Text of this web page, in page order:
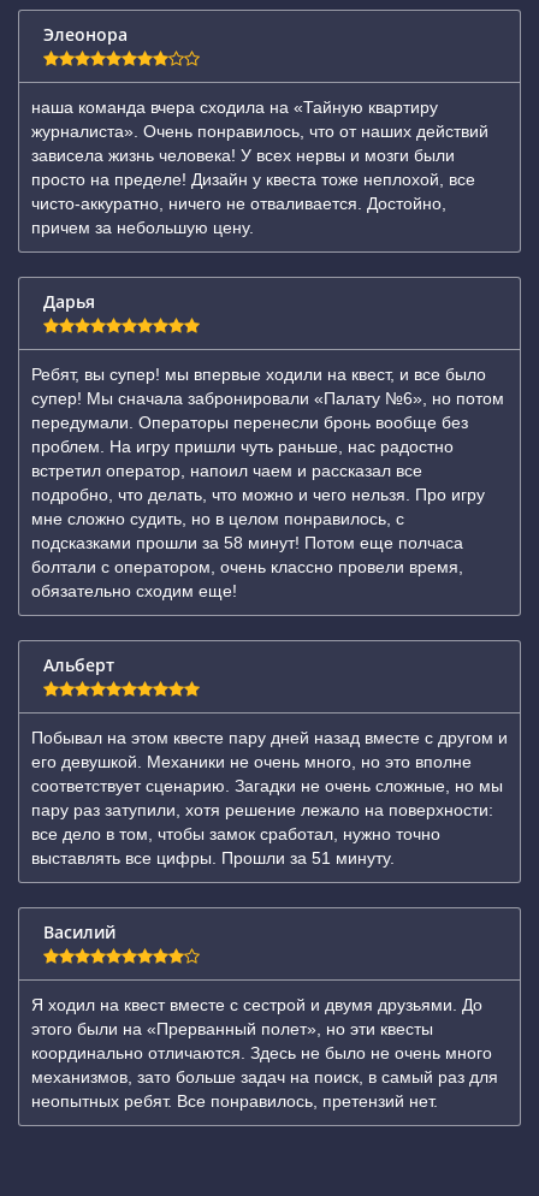
Элеонора
наша команда вчера сходила на «Тайную квартиру
журналиста». Очень понравилось, что от наших действий
зависела жизнь человека! У всех нервы и мозги были
просто на пределе! Дизайн у квеста тоже неплохой, все
чисто-аккуратно, ничего не отваливается. Достойно,
причем за небольшую цену.
Дарья
Ребят, вы супер! мы впервые ходили на квест, и все было
супер! Мы сначала забронировали «Палату №6», но потом
передумали. Операторы перенесли бронь вообще без
проблем. На игру пришли чуть раньше, нас радостно
встретил оператор, напоил чаем и рассказал все
подробно, что делать, что можно и чего нельзя. Про игру
мне сложно судить, но в целом понравилось, с
подсказками прошли за 58 минут! Потом еще полчаса
болтали с оператором, очень классно провели время,
обязательно сходим еще!
Альберт
Побывал на этом квесте пару дней назад вместе с другом и
его девушкой. Механики не очень много, но это вполне
соответствует сценарию. Загадки не очень сложные, но мы
пару раз затупили, хотя решение лежало на поверхности:
все дело в том, чтобы замок сработал, нужно точно
выставлять все цифры. Прошли за 51 минуту.
Василий
Я ходил на квест вместе с сестрой и двумя друзьями. До
этого были на «Прерванный полет», но эти квесты
координально отличаются. Здесь не было не очень много
механизмов, зато больше задач на поиск, в самый раз для
неопытных ребят. Все понравилось, претензий нет.